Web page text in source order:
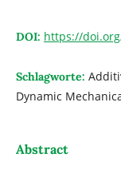
DOI: https://
Schlagworte:
Dynamic
Abstract